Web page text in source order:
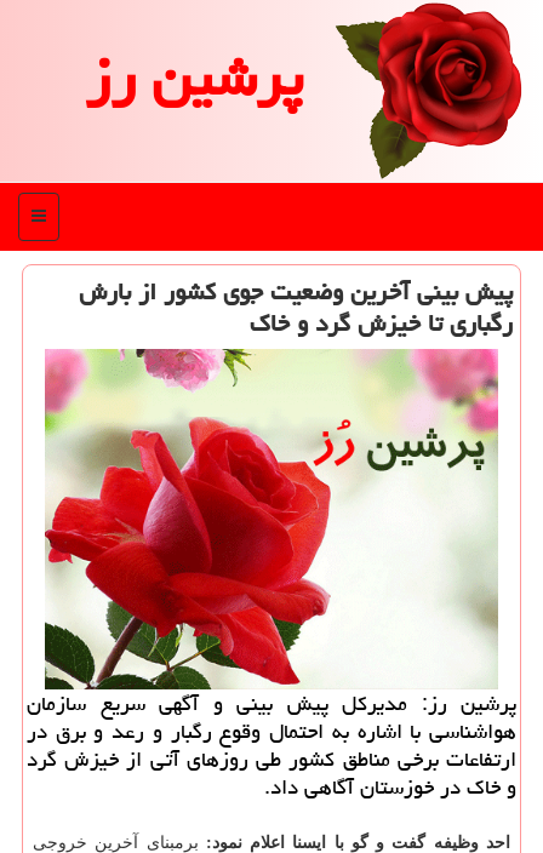
پرشین رز
منو
پیش بینی آخرین وضعیت جوی كشور از بارش
رگباری تا خیزش گرد و خاك
پرشین رز: مدیركل پیش بینی و آگهی سریع سازمان
هواشناسی با اشاره به احتمال وقوع رگبار و رعد و برق در
ارتفاعات برخی مناطق كشور طی روزهای آتی از خیزش گرد
و خاك در خوزستان آگاهی داد.
احد وظیفه گفت و گو با ایسنا اعلام نمود: برمبنای آخرین خروجی